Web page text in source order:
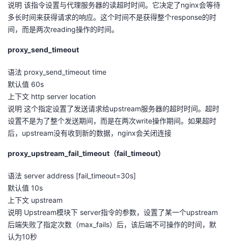
说明 该指令设置与代理服务器的读超时时间。它决定了nginx会等待
多长时间来获得请求的响应。这个时间不是获得整个response的时
间，而是两次reading操作的时间。
proxy_send_timeout
语法 proxy_send_timeout time
默认值 60s
上下文 http server location
说明 这个指定设置了发送请求给upstream服务器的超时时间。超时
设置不是为了整个发送期间，而是在两次write操作期间。如果超时
后，upstream没有收到新的数据，nginx会关闭连接
proxy_upstream_fail_timeout（fail_timeout）
语法 server address [fail_timeout=30s]
默认值 10s
上下文 upstream
说明 Upstream模块下 server指令的参数，设置了某一个upstream
后端失败了指定次数（max_fails）后，该后端不可操作的时间，默
认为10秒